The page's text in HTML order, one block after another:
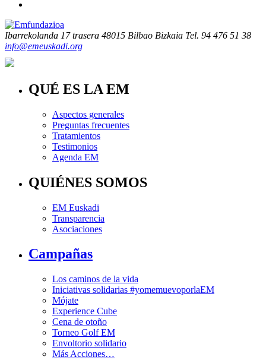
Ibarrekolanda 17 trasera 48015 Bilbao Bizkaia Tel. 94 476 51 38
info@emeuskadi.org
QUÉ ES LA EM
Aspectos generales
Preguntas frecuentes
Tratamientos
Testimonios
Agenda EM
QUIÉNES SOMOS
EM Euskadi
Transparencia
Asociaciones
Campañas
Los caminos de la vida
Iniciativas solidarias #yomemuevoporlaEM
Mójate
Experience Cube
Cena de otoño
Torneo Golf EM
Envoltorio solidario
Más Acciones…